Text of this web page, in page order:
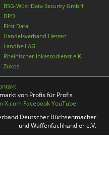
BSG-Wüst Data Security GmbH
DPD
First Data
Handelsverband Hessen
Landbell AG
Rheinischer-Inkassodienst e.K.
Zukos
von Profis für Profis
X.com FacebookYouTube
Deutscher Büchsenmacher
und Waffenfachhändler e.V.